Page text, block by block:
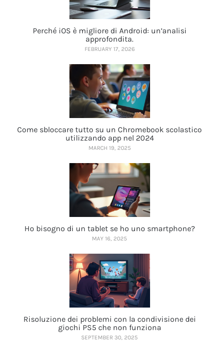
Perché iOS è migliore di Android: un’analisi
approfondita.
FEBRUARY 17, 2026
Come sbloccare tutto su un Chromebook scolastico
utilizzando app nel 2024
MARCH 19, 2025
Ho bisogno di un tablet se ho uno smartphone?
MAY 16, 2025
Risoluzione dei problemi con la condivisione dei
giochi PS5 che non funziona
SEPTEMBER 30, 2025